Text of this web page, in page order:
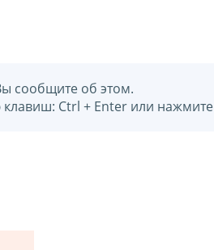
сообщите об этом.
Ctrl + Enter или нажмите